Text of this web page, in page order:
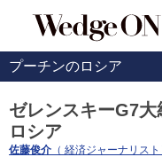
プーチンのロシア
ゼレンスキーG7
ロシア
佐藤俊介 （ 経済ジャーナリスト